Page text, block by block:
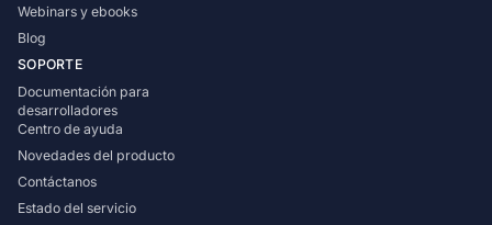
Webinars y ebooks
Blog
SOPORTE
Documentación para
desarrolladores
Centro de ayuda
Novedades del producto
Contáctanos
Estado del servicio